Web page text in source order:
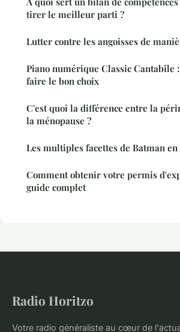
tirer le meilleur parti ?
Lutter contre les angoisses de
Piano numérique Classic Cantabile
faire le bon choix
C'est quoi la différence entre la
la ménopause ?
Les multiples facettes de Batman
Comment obtenir votre permis
guide complet
Radio Horitzo
Votre radio généraliste au cœur de